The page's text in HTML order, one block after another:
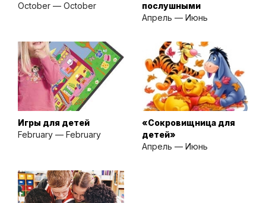
October — October
послушными
Апрель — Июнь
Игры для детей
February — February
«Сокровищница для
детей»
Апрель — Июнь